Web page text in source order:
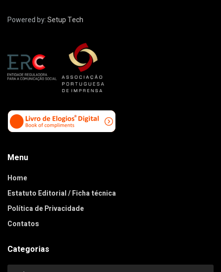
Powered by:Setup Tech
Menu
Home
Estatuto Editorial / Ficha técnica
Política de Privacidade
Contatos
Categorias
Categorias